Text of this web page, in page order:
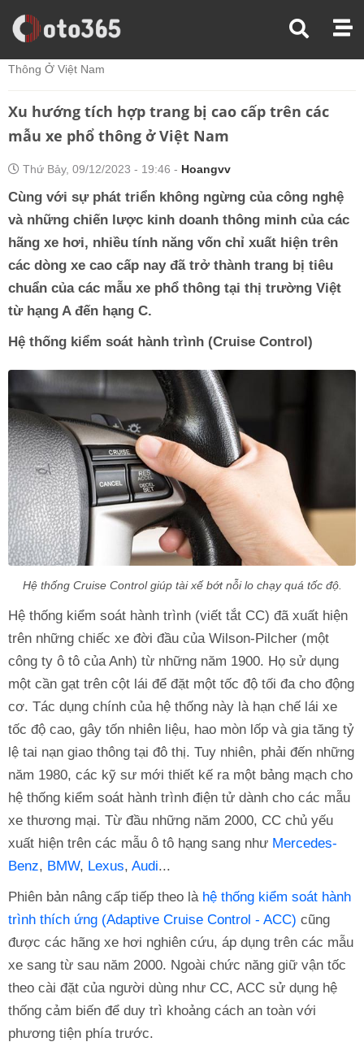
Trang Chủ
Thị Trường Xe
Thông Ở Việt Nam
Xu hướng tích hợp trang bị cao cấp trên các
mẫu xe phổ thông ở Việt Nam
Thứ Bảy, 09/12/2023 - 19:46 - Hoangvv
Cùng với sự phát triển không ngừng của công nghệ
và những chiến lược kinh doanh thông minh của các
hãng xe hơi, nhiều tính năng vốn chỉ xuất hiện trên
các dòng xe cao cấp nay đã trở thành trang bị tiêu
chuẩn của các mẫu xe phổ thông tại thị trường Việt
từ hạng A đến hạng C.
Hệ thống kiểm soát hành trình (Cruise Control)
Hệ thống Cruise Control giúp tài xế bớt nỗi lo chạy quá tốc độ.
Hệ thống kiểm soát hành trình (viết tắt CC) đã xuất hiện
trên những chiếc xe đời đầu của Wilson-Pilcher (một
công ty ô tô của Anh) từ những năm 1900. Họ sử dụng
một cần gạt trên cột lái để đặt một tốc độ tối đa cho động
cơ. Tác dụng chính của hệ thống này là hạn chế lái xe
tốc độ cao, gây tốn nhiên liệu, hao mòn lốp và gia tăng tỷ
lệ tai nạn giao thông tại đô thị. Tuy nhiên, phải đến những
năm 1980, các kỹ sư mới thiết kế ra một bảng mạch cho
hệ thống kiểm soát hành trình điện tử dành cho các mẫu
xe thương mại. Từ đầu những năm 2000, CC chủ yếu
xuất hiện trên các mẫu ô tô hạng sang như Mercedes-
Benz, BMW, Lexus, Audi...
Phiên bản nâng cấp tiếp theo là hệ thống kiểm soát hành
trình thích ứng (Adaptive Cruise Control - ACC) cũng
được các hãng xe hơi nghiên cứu, áp dụng trên các mẫu
xe sang từ sau năm 2000. Ngoài chức năng giữ vận tốc
theo cài đặt của người dùng như CC, ACC sử dụng hệ
thống cảm biến để duy trì khoảng cách an toàn với
phương tiện phía trước.